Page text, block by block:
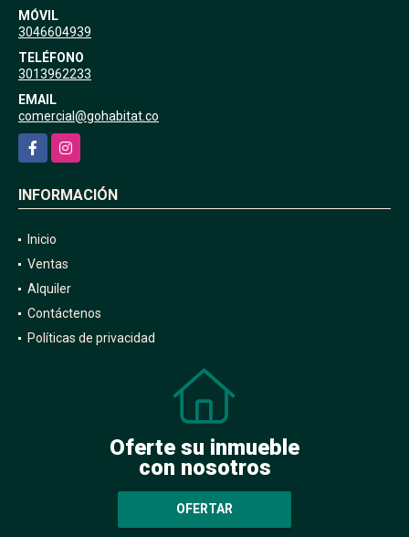
MÓVIL
3046604939
TELÉFONO
3013962233
EMAIL
comercial@gohabitat.co
FacebookInstagram
INFORMACIÓN
Inicio
Ventas
Alquiler
Contáctenos
Políticas de privacidad
Oferte su inmueble
con nosotros
OFERTAR